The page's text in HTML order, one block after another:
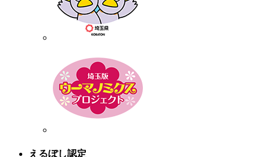
えるぼし認定